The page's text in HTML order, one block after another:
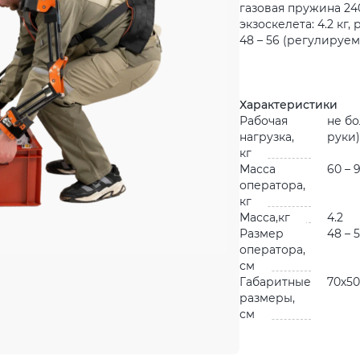
газовая пружина
экзоскелета: 4.2
48 – 56
Характеристики
Рабочая
нагрузка,
кг
не
руки)
Масса
оператора,
кг
60 –
Масса,кг
4.2
Размер
оператора,
см
48 –
Габаритные
размеры,
см